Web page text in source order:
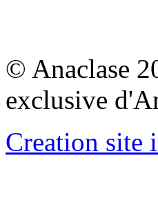
© Anaclase
exclusive
Creation site